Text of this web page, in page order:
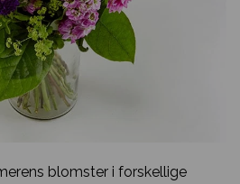
blomster i forskellige